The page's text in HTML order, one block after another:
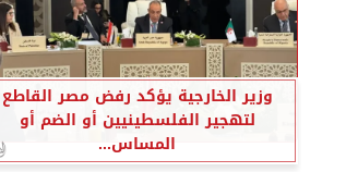
وزير الخارجية يؤكد رفض مصر القاطع
لتهجير الفلسطينيين أو الضم أو
المساس...